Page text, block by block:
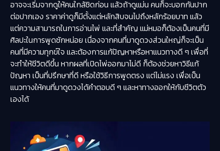
อาจจะเริ่มจากดูให้คนใกล้ชิดก่อน แล้วถ้าดูแม่น คนก็จะบอกกันปาก
ต่อปากเอง ราคาค่าดูก็มีตั้งแต่หลักสิบจนไปถึงหลักร้อยบาท แล้ว
แต่ความสามารถในการอ่านไพ่ และที่สำคัญ แม่หมอก็ต้องเป็นคนที่มี
ศิลปะในการพูดซักหน่อย เนื่องจากคนที่มาดูดวงส่วนใหญ่ก็จะเป็น
คนที่มีความทุกข์ใจ และต้องการแก้ปัญหาหรือหาแนวทางดี ๆ เพื่อที่
จะทำให้ชีวิตดีขึ้น หากผลที่เปิดไพ่ออกมาไม่ดี ก็ต้องช่วยหาวิธีแก้
ปัญหา เป็นที่ปรึกษาที่ดี หรือใช้วิธีการพูดตรง แต่ไม่แรง เพื่อเป็น
แนวทางให้คนที่มาดูดวงได้คำตอบดี ๆ และหาทางออกให้กับชีวิตตัว
เองได้